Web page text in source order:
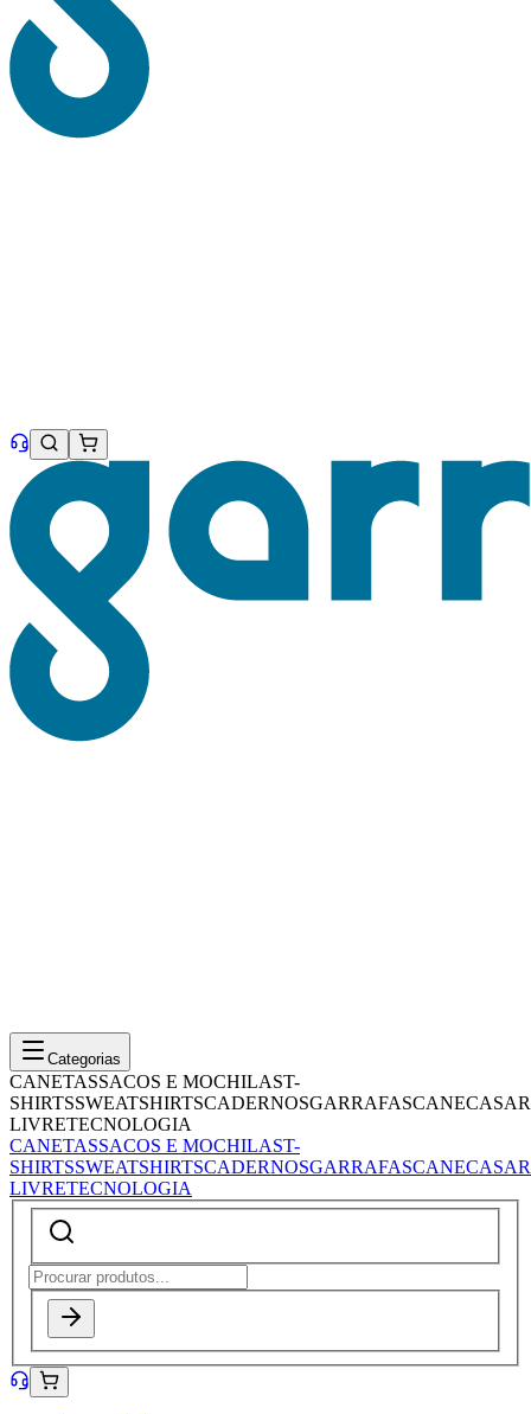
Categorias
CANETASSACOS E MOCHILAST-
SHIRTSSWEATSHIRTSCADERNOSGARRAFASCANECASAR
LIVRETECNOLOGIA
CANETASSACOS E MOCHILAST-
SHIRTSSWEATSHIRTSCADERNOSGARRAFASCANECASAR
LIVRETECNOLOGIA